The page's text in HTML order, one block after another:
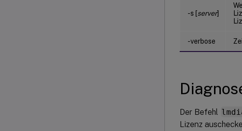
-s [server]
-verbose
Der Befehl
Lizenz